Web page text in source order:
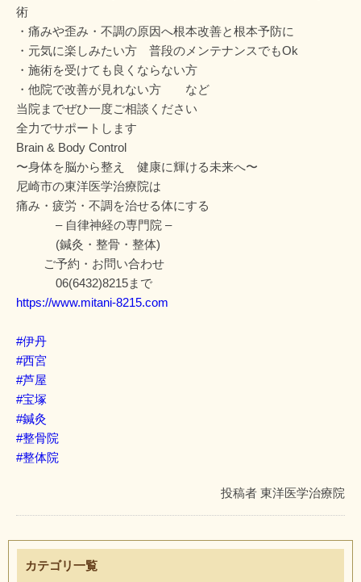
術
・痛みや歪み・不調の原因へ根本改善と根本予防に
・元気に楽しみたい方 普段のメンテナンスでもOk
・施術を受けても良くならない方
・他院で改善が見れない方 など
当院までぜひ一度ご相談ください
全力でサポートします
Brain & Body Control
〜身体を脳から整え 健康に輝ける未来へ〜
尼崎市の東洋医学治療院は
痛み・疲労・不調を治せる体にする
– 自律神経の専門院 –
(鍼灸・整骨・整体)
ご予約・お問い合わせ
06(6432)8215まで
https://www.mitani-8215.com
#伊丹
#西宮
#芦屋
#宝塚
#鍼灸
#整骨院
#整体院
投稿者 東洋医学治療院
カテゴリ一覧